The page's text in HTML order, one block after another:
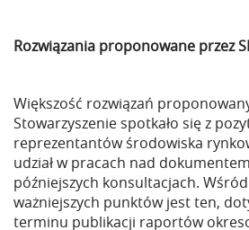
Rozwiązania proponowane przez
Większość rozwiązań
Stowarzyszenie spotkało się z
reprezentantów środowiska
udział w pracach nad
późniejszych konsultacjach.
ważniejszych punktów jest ten,
terminu publikacji raportów